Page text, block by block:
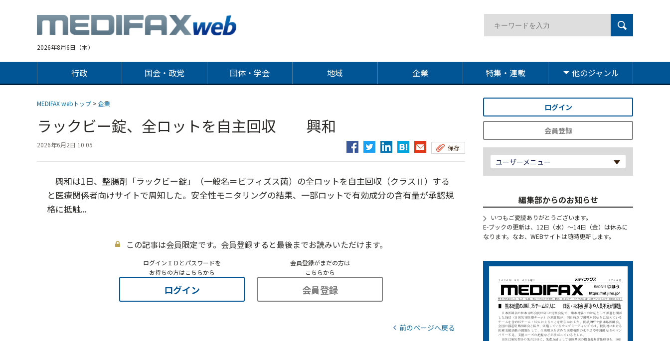
2026年8月6日（木）
行政 国会・政党 団体・学会 地域 企業 特集・連載 他のジャンル
MEDIFAX webトップ > 企業
ラックビー錠、全ロットを自主回収 興和
2026年6月2日 10:05 保存
興和は1日、整腸剤「ラックビー錠」（一般名＝ビフィズス菌）の全ロットを自主回収（クラスⅡ）する
と医療関係者向けサイトで周知した。安全性モニタリングの結果、一部ロットで有効成分の含有量が承認規
格に抵触...
この記事は会員限定です。会員登録すると最後までお読みいただけます。
ログインＩＤとパスワードを
お持ちの方はこちらから
ログイン
会員登録がまだの方は
こちらから
会員登録
前のページへ戻る
ログイン
会員登録
ユーザーメニュー
編集部からのお知らせ
いつもご愛読ありがとうございます。
E-ブックの更新は、12日（水）～14日（金）は休みに
なります。なお、WEBサイトは随時更新します。